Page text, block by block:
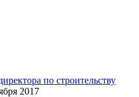
по строительству
2017